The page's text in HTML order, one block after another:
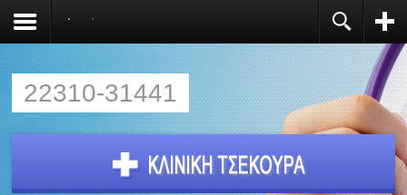
Αρχική
You need to enable user registration from User
Manager/Options in the backend of Joomla before
this module will activate.
22310-31441